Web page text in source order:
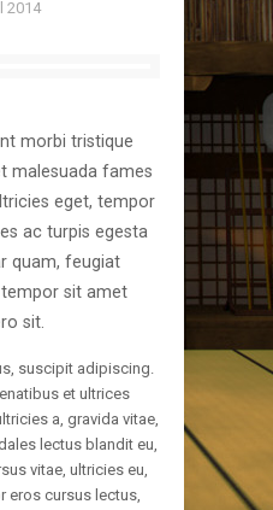
2014
morbi tristique
malesuada fames
eget, tempor
ac turpis egesta
quam, feugiat
sit amet
sit.
suscipit adipiscing.
et ultrices
a, gravida vitae,
lectus blandit eu,
vitae, ultricies eu,
eros cursus lectus,